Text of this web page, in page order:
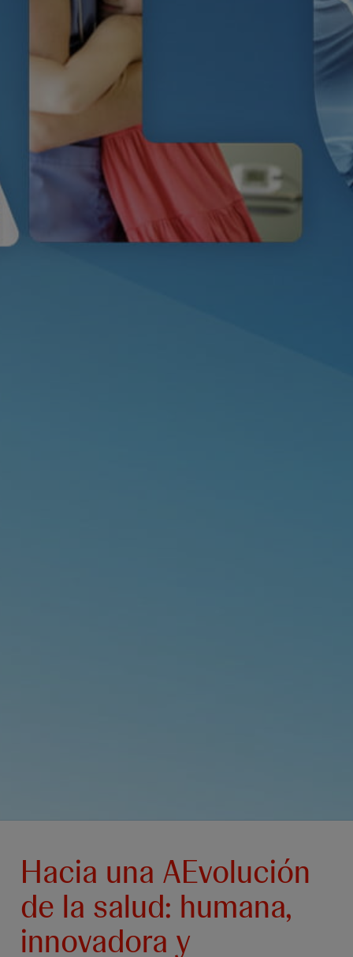
Hacia una AEvolución
de la salud: humana,
innovadora y